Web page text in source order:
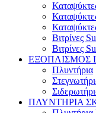
Βιτρίνες
Βιτρίνες
ΕΞΟΠΛΙΣΜΟΣ
Πλυντήρια
ΠΛΥΝΤΗΡΙΑ